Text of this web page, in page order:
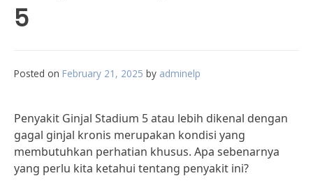
5
Posted on February 21, 2025 by adminelp
Penyakit Ginjal Stadium 5 atau lebih dikenal dengan
gagal ginjal kronis merupakan kondisi yang
membutuhkan perhatian khusus. Apa sebenarnya
yang perlu kita ketahui tentang penyakit ini?